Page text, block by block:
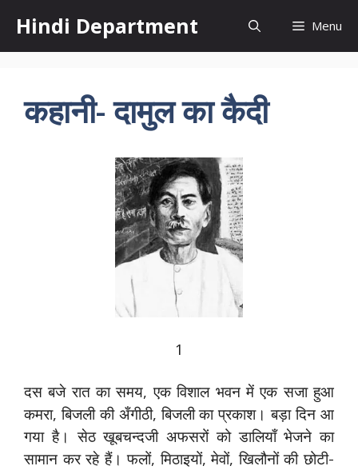
content
Hindi Department Menu
कहानी- दामुल का कैदी
1
दस बजे रात का समय, एक विशाल भवन में एक सजा हुआ
कमरा, बिजली की अँगीठी, बिजली का प्रकाश। बड़ा दिन आ
गया है। सेठ खूबचन्दजी अफसरों को डालियाँ भेजने का
सामान कर रहे हैं। फलों, मिठाइयों, मेवों, खिलौनों की छोटी-